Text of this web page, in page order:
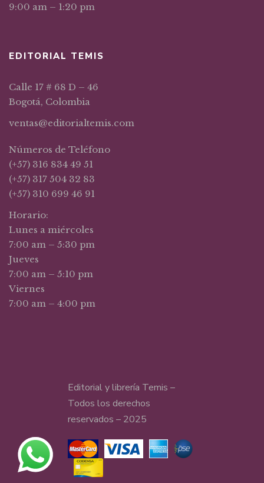
9:00 am – 1:20 pm
EDITORIAL TEMIS
Calle 17 # 68 D – 46
Bogotá, Colombia
ventas@editorialtemis.com
Números de Teléfono
(+57) 316 834 49 51
(+57) 317 504 32 83
(+57) 310 699 46 91
Horario:
Lunes a miércoles
7:00 am – 5:30 pm
Jueves
7:00 am – 5:10 pm
Viernes
7:00 am – 4:00 pm
Editorial y librería Temis –
Todos los derechos
reservados – 2025